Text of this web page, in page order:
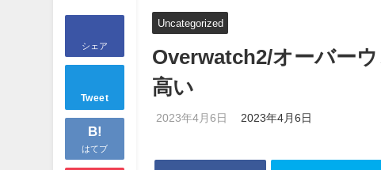
シェア
Tweet
B!
はてブ
Uncategorized
Overwatch2/オーバー
高い
2023年4月6日 2023年4月6日